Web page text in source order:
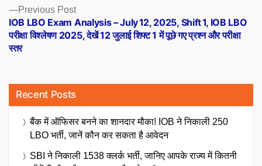
Previous PostPrevious
post:
IOB LBO Exam Analysis – July 12, 2025, Shift 1, IOB LBO
परीक्षा विश्लेषण 2025, देखें 12 जुलाई शिफ्ट 1 में पूछे गए प्रश्न और परीक्षा
स्तर
Recent Posts
बैंक में ऑफिसर बनने का शानदार मौका! IOB ने निकाली 250
LBO भर्ती, जानें कौन कर सकता है आवेदन
SBI ने निकाली 1538 क्लर्क भर्ती, जानिए आपके राज्य में कितनी